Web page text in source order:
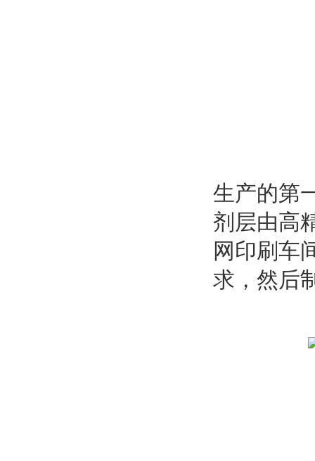
生产的第
剂层由高
网印刷车
求，然后